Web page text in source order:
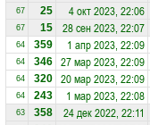
67 25 4 окт 2023, 22:06
67 15 28 сен 2023, 22:07
64 359 1 апр 2023, 22:09
64 346 27 мар 2023, 22:09
64 320 20 мар 2023, 22:09
64 243 1 мар 2023, 22:08
63 358 24 дек 2022, 22:11